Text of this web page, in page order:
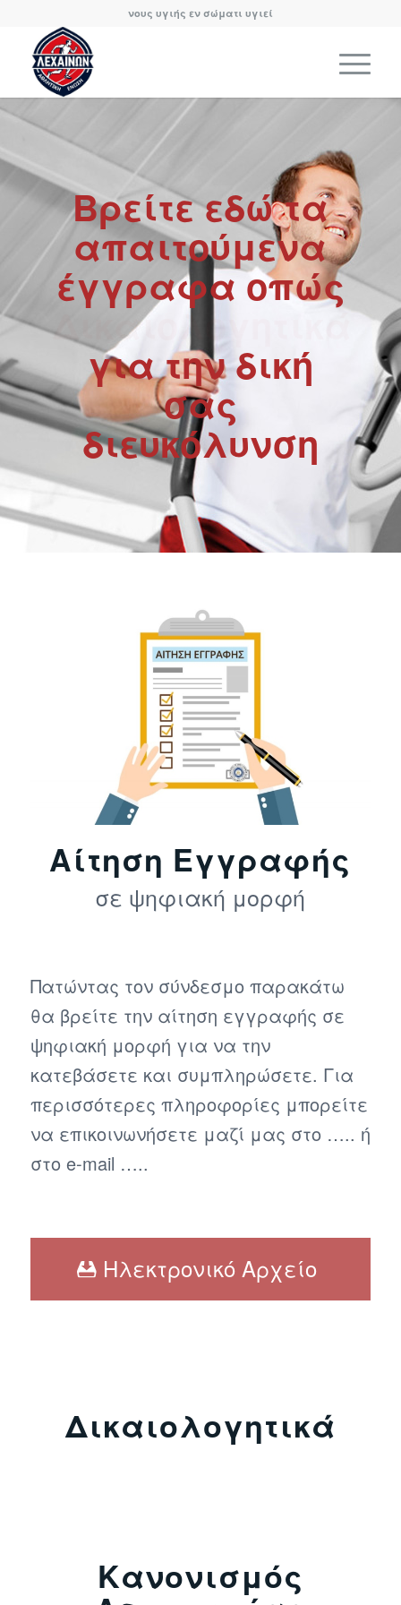
νους υγιής εν σώματι υγιεί
Βρείτε εδώ τα
απαιτούμενα
έγγραφα οπώς
Δικαιολογητικά
για την δική
σας
διευκόλυνση
Αίτηση Εγγραφής
σε ψηφιακή μορφή
Πατώντας τον σύνδεσμο παρακάτω
θα βρείτε την αίτηση εγγραφής σε
ψηφιακή μορφή για να την
κατεβάσετε και συμπληρώσετε. Για
περισσότερες πληροφορίες μπορείτε
να επικοινωνήσετε μαζί μας στο ….. ή
στο e-mail …..
Ηλεκτρονικό Αρχείο
Δικαιολογητικά
Κανονισμός